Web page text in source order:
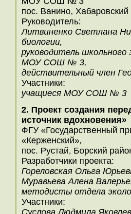
пос. Ванино, Хабаровский
Руководитель:
Литвиненко Светлана
биологии,
руководитель школьного
МОУ СОШ № 3,
действительный член
Участники:
учащиеся МОУ СОШ № 3
2. Проект создания
источник вдохновения»
ФГУ «Государственный
«Керженский»,
пос. Рустай, Борский
Разработчики проекта:
Гореловская Ольга
Муравьева Алена
методисты отдела
Участники:
Суслова Людмила